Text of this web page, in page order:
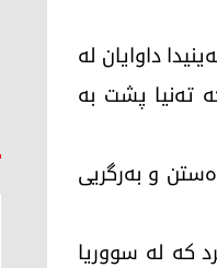
هەینیدا داوایان لە
تەنیا پشت بە
و بەرگریی
کە لە سووریا